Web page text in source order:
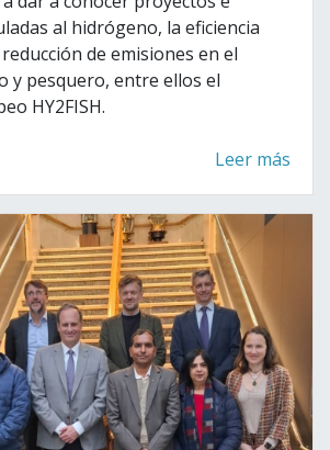
al hidrógeno, la eficiencia
de emisiones en el
y pesquero, entre ellos el
HY2FISH.
Leer más